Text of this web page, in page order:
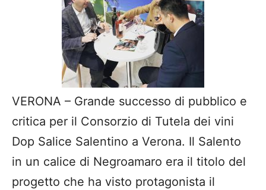
VERONA – Grande successo di pubblico e
critica per il Consorzio di Tutela dei vini
Dop Salice Salentino a Verona. Il Salento
in un calice di Negroamaro era il titolo del
progetto che ha visto protagonista il